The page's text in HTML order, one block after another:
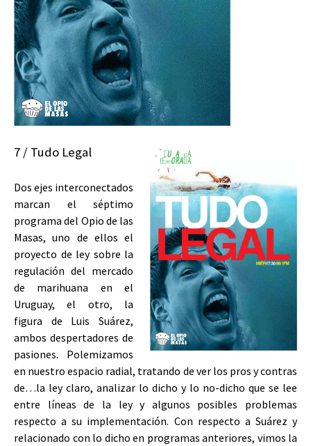
7 / Tudo Legal
Dos ejes interconectados
marcan el séptimo
programa del Opio de las
Masas, uno de ellos el
proyecto de ley sobre la
regulación del mercado
de marihuana en el
Uruguay, el otro, la
figura de Luis Suárez,
ambos despertadores de
pasiones. Polemizamos
en nuestro espacio radial, tratando de ver los pros y contras
de…la ley claro, analizar lo dicho y lo no-dicho que se lee
entre líneas de la ley y algunos posibles problemas
respecto a su implementación. Con respecto a Suárez y
relacionado con lo dicho en programas anteriores, vimos la